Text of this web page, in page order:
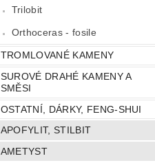
Trilobit
Orthoceras - fosile
TROMLOVANÉ KAMENY
SUROVÉ DRAHÉ KAMENY A
SMĚSI
OSTATNÍ, DÁRKY, FENG-SHUI
APOFYLIT, STILBIT
AMETYST